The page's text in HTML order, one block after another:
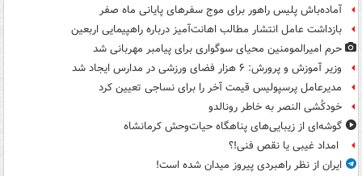
آماده‌باش پلیس راهور برای موج سفرهای پایانی ماه صفر
بازداشت عامل انتشار مطالب اهانت‌آمیز درباره راهپیمایی اربعین
حرم امیرالمومنین محیای سوگواری برای پیامبر مهربانی شد
وزیر آموزش و پرورش: ۶ هزار فضای ورزشی در مدارس ایجاد شد
مدیرعامل پرسپولیس قیمت آخر را برای نساجی تعیین کرد
خودکُشی النصر به خاطر رونالدو
گوشه‌ای از زیبایی‌های پناهگاه‌ حیات‌وحش کرمانشاه
امداد غیبی یا نقص فنی!؟
ایران از نظر راهبردی پیروز میدان شده است!